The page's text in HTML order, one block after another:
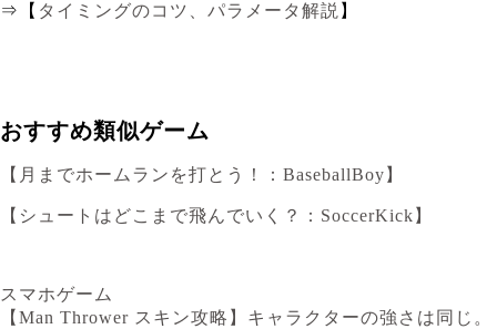
⇒【 タイミングのコツ、パラメータ解説 】
おすすめ類似ゲーム
【月までホームランを打とう！：BaseballBoy】
【シュートはどこまで飛んでいく？：SoccerKick】
スマホゲーム
【Man Thrower スキン攻略】キャラクターの強さは同じ。